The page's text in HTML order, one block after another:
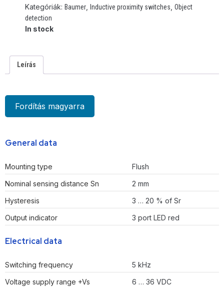
Kategóriák: Baumer Inductive proximity switches Object
detection
In stock
Leírás
Fordítás magyarra
General data
Mounting type
Flush
Nominal sensing distance Sn
2 mm
Hysteresis
3 … 20 % of Sr
Output indicator
3 port LED red
Electrical data
Switching frequency
5 kHz
Voltage supply range +Vs
6 … 36 VDC